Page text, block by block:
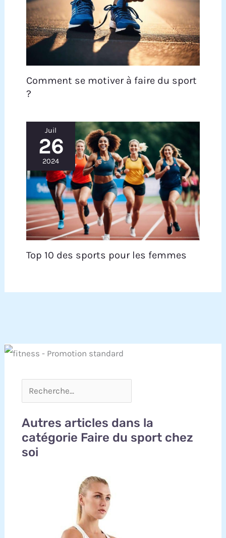
Comment se motiver à faire du sport
?
Juil
26
2024
Top 10 des sports pour les femmes
Autres articles dans la
catégorie Faire du sport chez
soi